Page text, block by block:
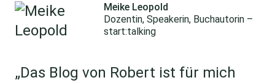
Meike Leopold
Dozentin, Speakerin, Buchautorin –
start:talking
„Das Blog von Robert ist für mich